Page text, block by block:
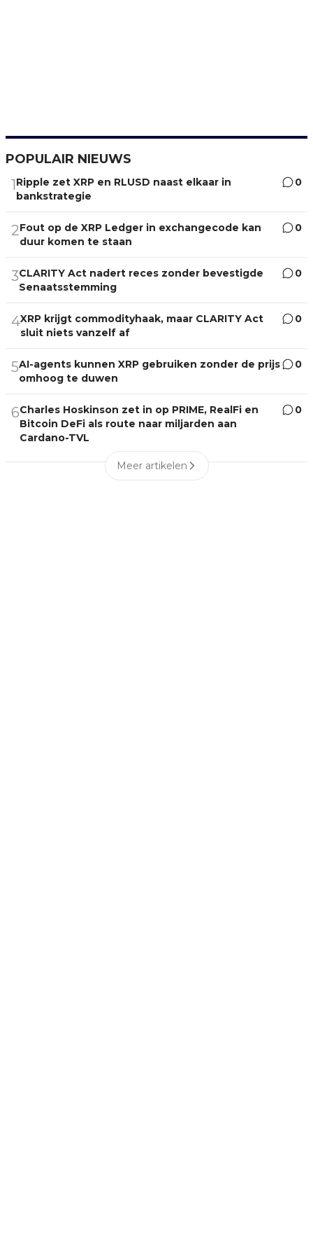
POPULAIR NIEUWS
1Ripple zet XRP en RLUSD naast elkaar in
bankstrategie
0
2Fout op de XRP Ledger in exchangecode kan
duur komen te staan
0
3CLARITY Act nadert reces zonder bevestigde
Senaatsstemming
0
4XRP krijgt commodityhaak, maar CLARITY Act
sluit niets vanzelf af
0
5AI-agents kunnen XRP gebruiken zonder de prijs
omhoog te duwen
0
6Charles Hoskinson zet in op PRIME, RealFi en
Bitcoin DeFi als route naar miljarden aan
Cardano-TVL
0
Meer artikelen